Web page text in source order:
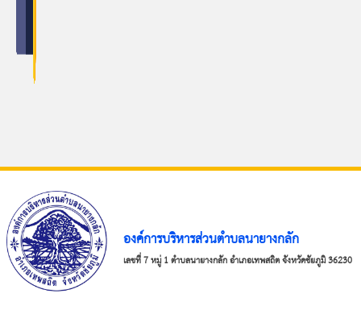
องค์การบริหารส่วนตำบลนายางกลัก
เลขที่ 7 หมู่ 1 ตำบลนายางกลัก อำเภอเทพสถิต จังหวัดชัยภูมิ 36230